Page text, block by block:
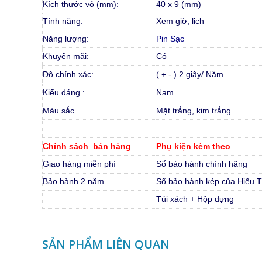
Kích thước vỏ (mm):
40 x 9 (mm)
Tính năng:
Xem giờ, lịch
Năng lượng:
Pin Sạc
Khuyến mãi:
Có
Độ chính xác:
( + - ) 2 giây/ Năm
Kiểu dáng :
Nam
Màu sắc
Mặt trắng, kim trắng
Chính sách bán hàng
Phụ kiện kèm theo
Giao hàng miễn phí
Sổ bảo hành chính hãng
Bảo hành 2 năm
Sổ bảo hành kép của Hiếu
Túi xách + Hộp đựng
SẢN PHẨM LIÊN QUAN